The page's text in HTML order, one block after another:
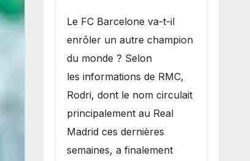
​Le FC Barcelone va-t-il
enrôler un autre champion
du monde ? Selon
les informations de RMC,
Rodri, dont le nom circulait
principalement au Real
Madrid ces dernières
semaines, a finalement